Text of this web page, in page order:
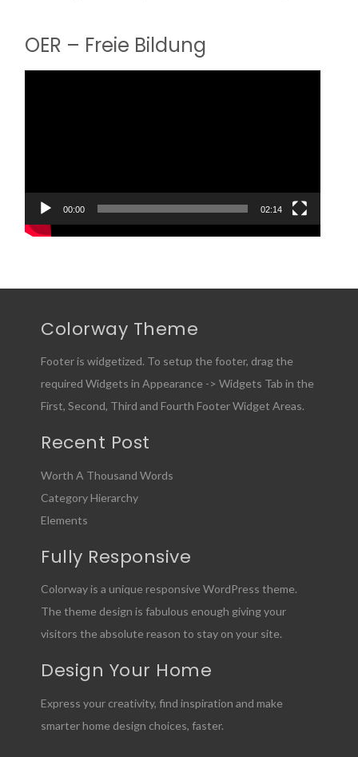
OER – Freie Bildung
00:00 02:14
Colorway Theme
Footer is widgetized. To setup the footer, drag the
required Widgets in Appearance -> Widgets Tab in the
First, Second, Third and Fourth Footer Widget Areas.
Recent Post
Worth A Thousand Words
Category Hierarchy
Elements
Fully Responsive
Colorway is a unique responsive WordPress theme.
The theme design is fabulous enough giving your
visitors the absolute reason to stay on your site.
Design Your Home
Express your creativity, find inspiration and make
smarter home design choices, faster.